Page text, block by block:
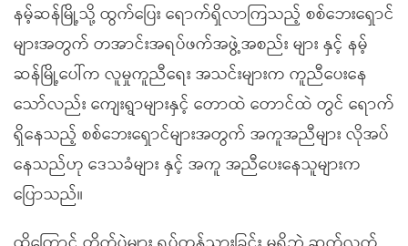
နမ့်ဆန်မြို့သို့ ထွက်ပြေး ရောက်ရှိလာကြသည့် စစ်ဘေးရှောင်
များအတွက် တအာင်းအရပ်ဖက်အဖွဲ့အစည်း များ နှင့် နမ့်
ဆန်မြို့ပေါ်က လူမှုကူညီရေး အသင်းများက ကူညီပေးနေ
သော်လည်း ကျေးရွာများနှင့် တောထဲ တောင်ထဲ တွင် ရောက်
ရှိနေသည့် စစ်ဘေးရှောင်များအတွက် အကူအညီများ လိုအပ်
နေသည်ဟု ဒေသခံများ နှင့် အကူ အညီပေးနေသူများက
ပြောသည်။